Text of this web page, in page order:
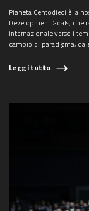
Pianeta Centodieci è la
Development Goals, che
internazionale verso i
cambio di paradigma, da
Leggi tutto